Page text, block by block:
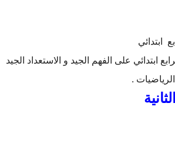
ابتدائي
ابتدائي على الفهم الجيد و الاستعداد الجيد
.